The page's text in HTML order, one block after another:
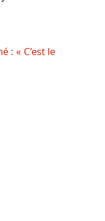
: « C’est le